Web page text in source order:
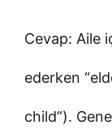
Cevap: Aile
ederken
child”).